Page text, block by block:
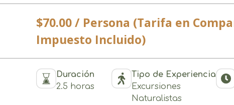
$70.00 / Persona (Tarifa en
Impuesto Incluido)
Duración
2.5 horas
Tipo de Experiencia
Excursiones
Naturalistas